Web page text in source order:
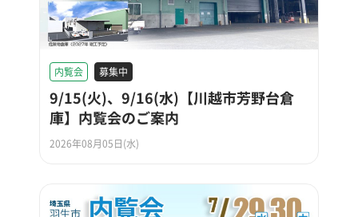
内覧会 募集中
9/15(火)、9/16(水)【川越市芳野台倉
庫】内覧会のご案内
2026年08月05日(水)